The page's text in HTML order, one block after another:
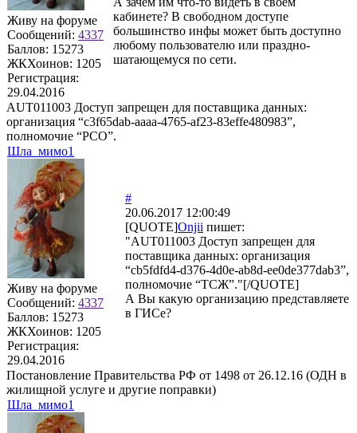
Живу на форуме
Сообщений: 4337
Баллов: 15273
ЖКХоинов: 1205
Регистрация:
29.04.2016
кабинете? В свободном доступе
большинство инфы может быть доступно
любому пользователю или праздно-
шатающемуся по сети.
AUT011003 Доступ запрещен для поставщика данных:
организация “c3f65dab-aaaa-4765-af23-83effe480983”,
полномочие “РСО”.
Шла_мимо1
Живу на форуме
Сообщений: 4337
Баллов: 15273
ЖКХоинов: 1205
Регистрация:
29.04.2016
#
20.06.2017 12:00:49
[QUOTE]Onjii пишет:
"AUT011003 Доступ запрещен для
поставщика данных: организация
“cb5fdfd4-d376-4d0e-ab8d-ee0de377dab3”,
полномочие “ТСЖ”."[/QUOTE]
А Вы какую организацию представляете
в ГИСе?
Постановление Правительства РФ от 1498 от 26.12.16 (ОДН в
жилищной услуге и другие поправки)
Шла_мимо1